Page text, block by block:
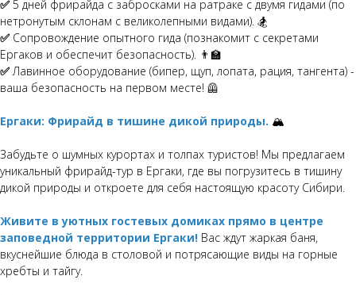
✅ 5 дней фрирайда с забросками на ратраке с двумя гидами (по
нетронутым склонам с великолепными видами). 🏂
✅ Сопровождение опытного гида (познакомит с секретами
Ергаков и обеспечит безопасность). 👨‍🏫
✅ Лавинное оборудование (бипер, щуп, лопата, рация, тангента) -
ваша безопасность на первом месте! 🦺
Ергаки: Фрирайд в тишине дикой природы. 🏔️
Забудьте о шумных курортах и толпах туристов! Мы предлагаем
уникальный фрирайд-тур в Ергаки, где вы погрузитесь в тишину
дикой природы и откроете для себя настоящую красоту Сибири.
Живите в уютных гостевых домиках прямо в центре
заповедной территории Ергаки! Вас ждут жаркая баня,
вкуснейшие блюда в столовой и потрясающие виды на горные
хребты и тайгу.